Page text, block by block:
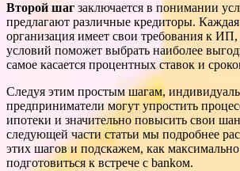
Второй шаг заключается в понимании
предлагают различные кредиторы.
организация имеет свои требования к
условий поможет выбрать наиболее
самое касается процентных ставок и
Следуя этим простым шагам,
предприниматели могут упростить
ипотеки и значительно повысить свои
следующей части статьи мы подробнее
этих шагов и подскажем, как
подготовиться к встрече с bankом.